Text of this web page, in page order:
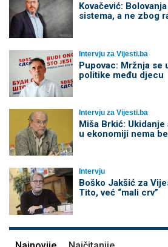
Kovačević:
sistema, a ne zbog
Intervju za Vijesti.ba
Pupovac: Mržnja se
politike među djecu
Intervju za Vijesti.ba
Miša Brkić:
u ekonomiji nema
Intervju
Boško Jakšić za
Tito, već “mali crv”